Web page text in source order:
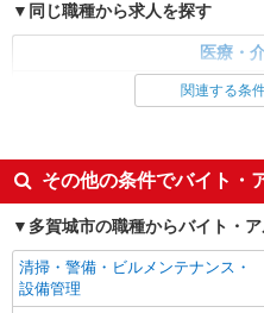
宮城県多賀
キープ
（株）ウィルオブ・ワークCW
ケアハウス
宮城県多
キープ
同じ職種から求人を探す
医療・
未経験歓迎
週2～3日勤務OK
交通費支給
関連する条
その他の条件でバイト・
多賀城市の職種からバイト・
清掃・警備・ビルメンテナンス・
設備管理